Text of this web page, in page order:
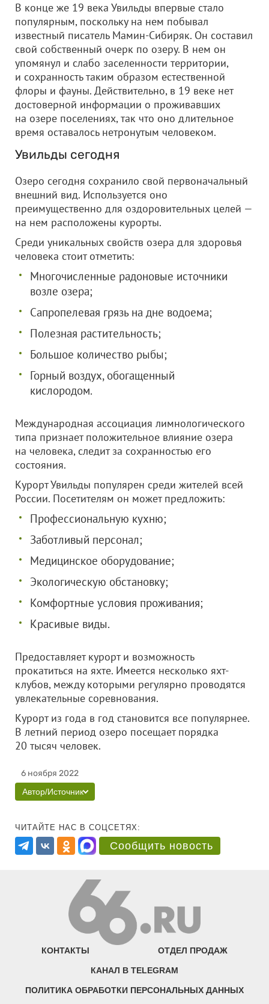
В конце же 19 века Увильды впервые стало
популярным, поскольку на нем побывал
известный писатель Мамин-Сибиряк. Он составил
свой собственный очерк по озеру. В нем он
упомянул и слабо заселенности территории,
и сохранность таким образом естественной
флоры и фауны. Действительно, в 19 веке нет
достоверной информации о проживавших
на озере поселениях, так что оно длительное
время оставалось нетронутым человеком.
Увильды сегодня
Озеро сегодня сохранило свой первоначальный
внешний вид. Используется оно
преимущественно для оздоровительных целей —
на нем расположены курорты.
Среди уникальных свойств озера для здоровья
человека стоит отметить:
Многочисленные радоновые источники
возле озера;
Сапропелевая грязь на дне водоема;
Полезная растительность;
Большое количество рыбы;
Горный воздух, обогащенный
кислородом.
Международная ассоциация лимнологического
типа признает положительное влияние озера
на человека, следит за сохранностью его
состояния.
Курорт Увильды популярен среди жителей всей
России. Посетителям он может предложить:
Профессиональную кухню;
Заботливый персонал;
Медицинское оборудование;
Экологическую обстановку;
Комфортные условия проживания;
Красивые виды.
Предоставляет курорт и возможность
прокатиться на яхте. Имеется несколько яхт-
клубов, между которыми регулярно проводятся
увлекательные соревнования.
Курорт из года в год становится все популярнее.
В летний период озеро посещает порядка
20 тысяч человек.
6 ноября 2022
Автор/Источник
ЧИТАЙТЕ НАС В СОЦСЕТЯХ:
Сообщить новость
КОНТАКТЫ ОТДЕЛ ПРОДАЖ
КАНАЛ В TELEGRAM
ПОЛИТИКА ОБРАБОТКИ ПЕРСОНАЛЬНЫХ ДАННЫХ